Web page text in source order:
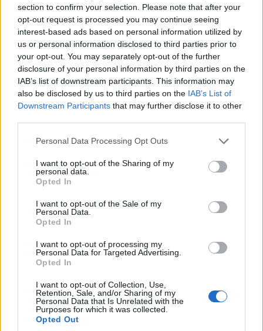
section to confirm your selection. Please note that after your
opt-out request is processed you may continue seeing
interest-based ads based on personal information utilized by
us or personal information disclosed to third parties prior to
your opt-out. You may separately opt-out of the further
disclosure of your personal information by third parties on the
IAB’s list of downstream participants. This information may
also be disclosed by us to third parties on the IAB’s List of
Downstream Participants that may further disclose it to other
Please note that this website/app uses one or more Google
not limited to your visit or usage behaviour. You may click to
grant or deny consent to Google and its third-party tags to
use your data for below specified purposes in below Google
consent section.
Personal Data Processing Opt Outs
I want to opt-out of the Sharing of my
personal data.
Opted In
I want to opt-out of the Sale of my
Personal Data.
Opted In
I want to opt-out of processing my
Personal Data for Targeted Advertising.
Opted In
I want to opt-out of Collection, Use,
Retention, Sale, and/or Sharing of my
Personal Data that Is Unrelated with the
Purposes for which it was collected.
Opted Out
Η ανακοίνωση της Περιφέρειας:
Συνεχίζονται στην περιοχή της ΖΕΠ Κοζάνης-
Πανεπιστήμιο Δυτικής Μακεδονίας, κοντά στο
κτίριο της Περιφέρειας Δυτικής Μακεδονίας οι